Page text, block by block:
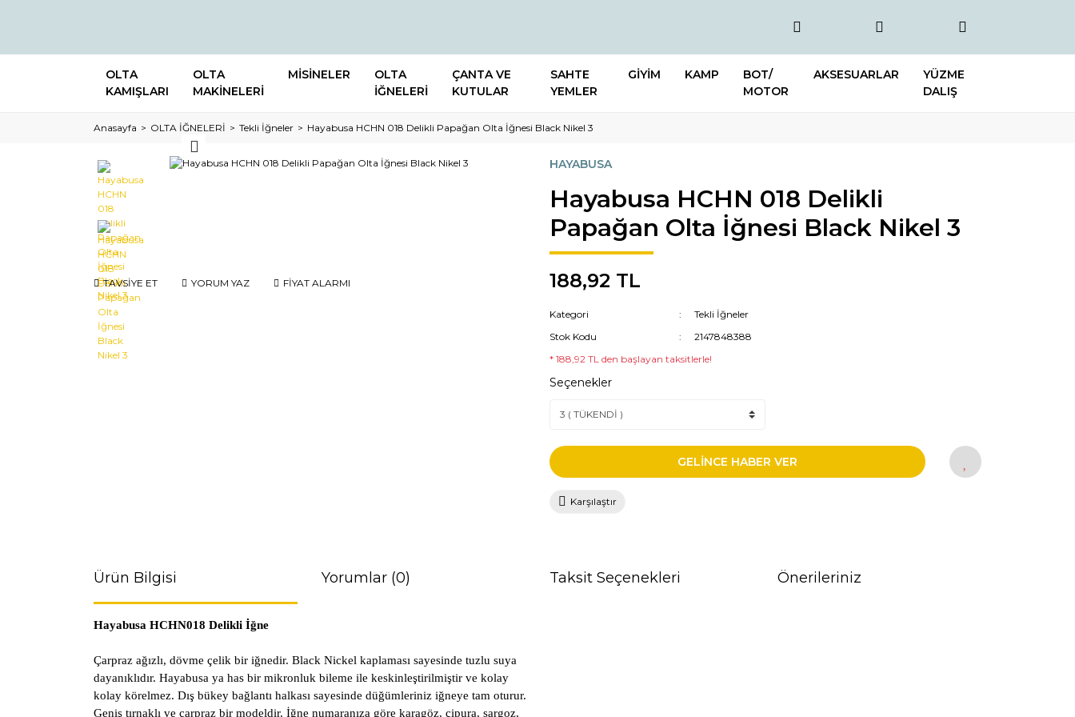
OLTA
KAMIŞLARI
OLTA
MAKİNELERİ
MİSİNELER
OLTA
İĞNELERİ
ÇANTA VE
KUTULAR
SAHTE
YEMLER
GİYİM KAMP
BOT/
MOTOR
AKSESUARLAR
YÜZME
DALIŞ
Anasayfa OLTA İĞNELERİ Tekli İğneler Hayabusa HCHN 018 Delikli Papağan Olta İğnesi Black Nikel 3
TAVSİYE ET YORUM YAZ FİYAT ALARMI
HAYABUSA
Hayabusa HCHN 018 Delikli
Papağan Olta İğnesi Black Nikel 3
188,92 TL
Kategori
Tekli İğneler
Stok Kodu
2147848388
* 188,92 TL den başlayan taksitlerle!
Seçenekler
GELİNCE HABER VER
Karşılaştır
Ürün Bilgisi Yorumlar (0) Taksit Seçenekleri Önerileriniz
Hayabusa HCHN018 Delikli İğne
Çarpraz ağızlı, dövme çelik bir iğnedir. Black Nickel kaplaması sayesinde tuzlu suya
dayanıklıdır. Hayabusa ya has bir mikronluk bileme ile keskinleştirilmiştir ve kolay
kolay körelmez. Dış bükey bağlantı halkası sayesinde düğümleriniz iğneye tam oturur.
Geniş tırnaklı ve çarpraz bir modeldir. İğne numaranıza göre karagöz, çipura, sargoz,